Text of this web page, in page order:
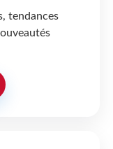
tendances